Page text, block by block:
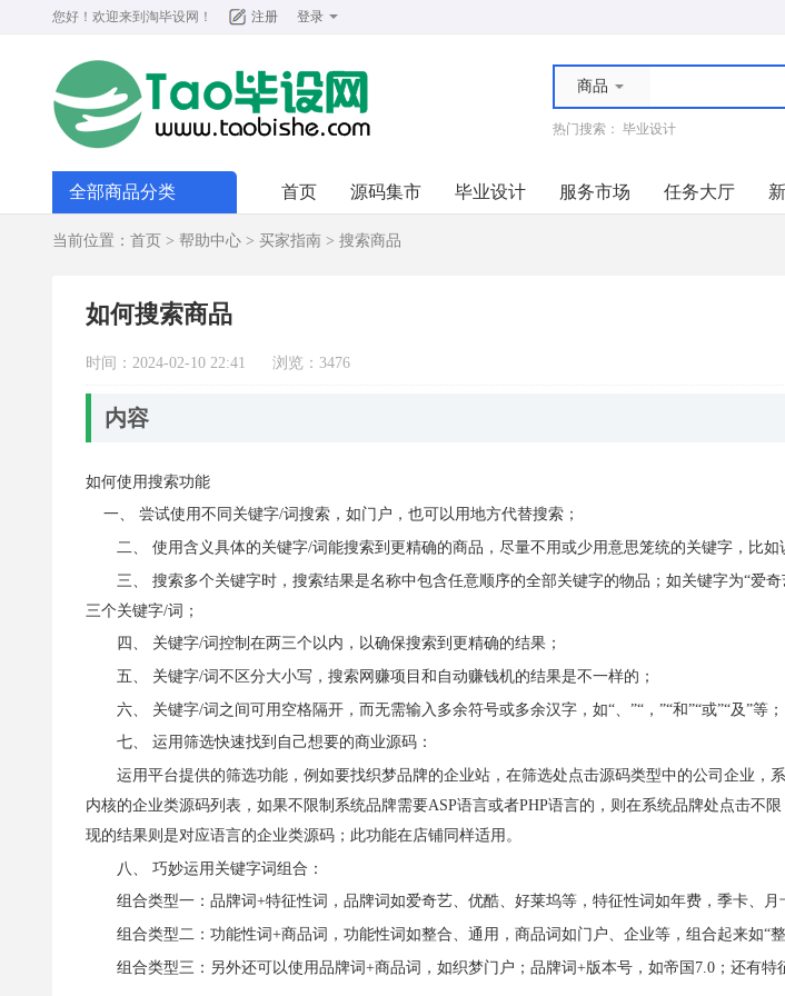
您好！欢迎来到 淘毕设网 ！ 注册 登录
商品
热门搜索： 毕业设计
全部商品分类 首页 源码集市 毕业设计 服务市场 任务大厅
当前位置： 首页 > 帮助中心 > 买家指南 > 搜索商品
如何搜索商品
时间：2024-02-10 22:41 浏览：3476
内容
如何使用搜索功能
一、 尝试使用不同关键字/词搜索，如门户，也可以用地方代替搜索；
二、 使用含义具体的关键字/词能搜索到更精确的商品，尽量不用或少用意思笼统的关键字，比如
三、 搜索多个关键字时，搜索结果是名称中包含任意顺序的全部关键字的物品；如关键字为“爱奇
三个关键字/词；
四、 关键字/词控制在两三个以内，以确保搜索到更精确的结果；
五、 关键字/词不区分大小写，搜索网赚项目和自动赚钱机的结果是不一样的；
六、 关键字/词之间可用空格隔开，而无需输入多余符号或多余汉字，如“、”“，”“和”“或”“及”等；
七、 运用筛选快速找到自己想要的商业源码：
运用平台提供的筛选功能，例如要找织梦品牌的企业站，在筛选处点击源码类型中的公司企业，
内核的企业类源码列表，如果不限制系统品牌需要ASP语言或者PHP语言的，则在系统品牌处点击不
现的结果则是对应语言的企业类源码；此功能在店铺同样适用。
八、 巧妙运用关键字词组合：
组合类型一：品牌词+特征性词，品牌词如爱奇艺、优酷、好莱坞等，特征性词如年费，季卡、月
组合类型二：功能性词+商品词，功能性词如整合、通用，商品词如门户、企业等，组合起来如“整
组合类型三：另外还可以使用品牌词+商品词，如织梦门户；品牌词+版本号，如帝国7.0；还有特